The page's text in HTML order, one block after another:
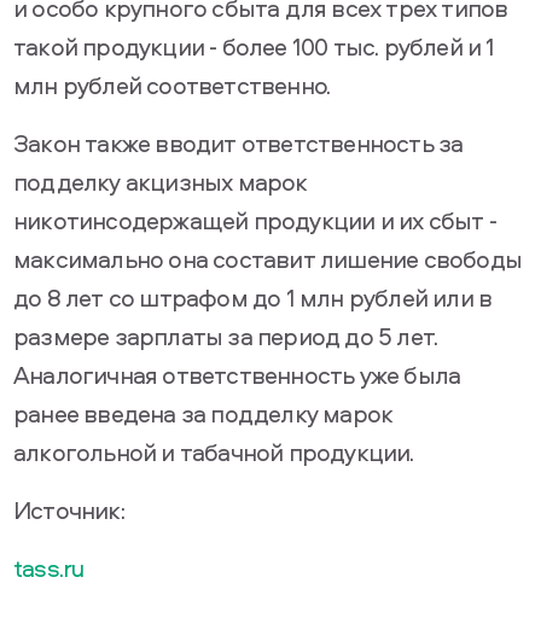
и особо крупного сбыта для всех трех типов
такой продукции - более 100 тыс. рублей и 1
млн рублей соответственно.
Закон также вводит ответственность за
подделку акцизных марок
никотинсодержащей продукции и их сбыт -
максимально она составит лишение свободы
до 8 лет со штрафом до 1 млн рублей или в
размере зарплаты за период до 5 лет.
Аналогичная ответственность уже была
ранее введена за подделку марок
алкогольной и табачной продукции.
Источник:
tass.ru